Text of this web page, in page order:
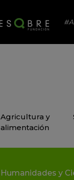
Agricultura y
alimentación
Humanidades y